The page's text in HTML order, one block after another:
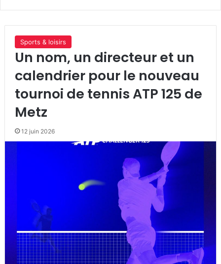
Sports & loisirs
Un nom, un directeur et un
calendrier pour le nouveau
tournoi de tennis ATP 125 de
Metz
12 juin 2026